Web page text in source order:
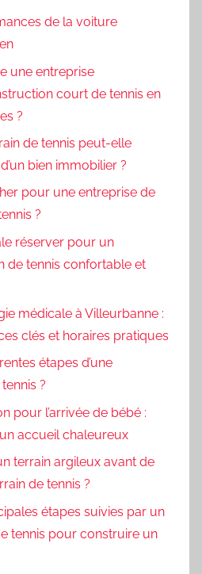
de la voiture
une entreprise
court de tennis en
?
de tennis peut-elle
bien immobilier ?
pour une entreprise de
?
réserver pour un
de tennis confortable et
médicale à Villeurbanne :
clés et horaires pratiques
étapes d’une
?
pour l’arrivée de bébé :
accueil chaleureux
terrain argileux avant de
de tennis ?
étapes suivies par un
tennis pour construire un